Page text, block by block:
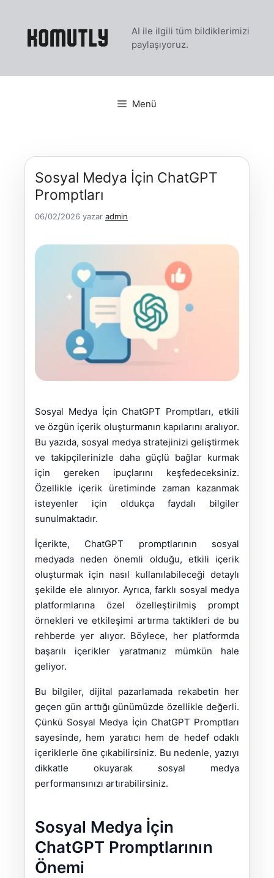
AI ile ilgili tüm bildiklerimizi
paylaşıyoruz.
Menü
Sosyal Medya İçin ChatGPT
Promptları
06/02/2026 yazar admin
Sosyal Medya İçin ChatGPT Promptları, etkili
ve özgün içerik oluşturmanın kapılarını aralıyor.
Bu yazıda, sosyal medya stratejinizi geliştirmek
ve takipçilerinizle daha güçlü bağlar kurmak
için gereken ipuçlarını keşfedeceksiniz.
Özellikle içerik üretiminde zaman kazanmak
isteyenler için oldukça faydalı bilgiler
sunulmaktadır.
İçerikte, ChatGPT promptlarının sosyal
medyada neden önemli olduğu, etkili içerik
oluşturmak için nasıl kullanılabileceği detaylı
şekilde ele alınıyor. Ayrıca, farklı sosyal medya
platformlarına özel özelleştirilmiş prompt
örnekleri ve etkileşimi artırma taktikleri de bu
rehberde yer alıyor. Böylece, her platformda
başarılı içerikler yaratmanız mümkün hale
geliyor.
Bu bilgiler, dijital pazarlamada rekabetin her
geçen gün arttığı günümüzde özellikle değerli.
Çünkü Sosyal Medya İçin ChatGPT Promptları
sayesinde, hem yaratıcı hem de hedef odaklı
içeriklerle öne çıkabilirsiniz. Bu nedenle, yazıyı
dikkatle okuyarak sosyal medya
performansınızı artırabilirsiniz.
Sosyal Medya İçin
ChatGPT Promptlarının
Önemi